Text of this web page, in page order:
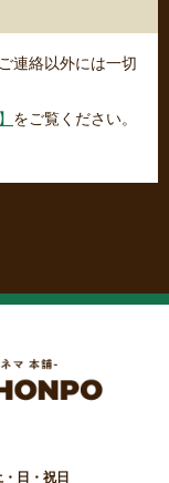
連絡以外には一切
をご覧ください。
日・祝日